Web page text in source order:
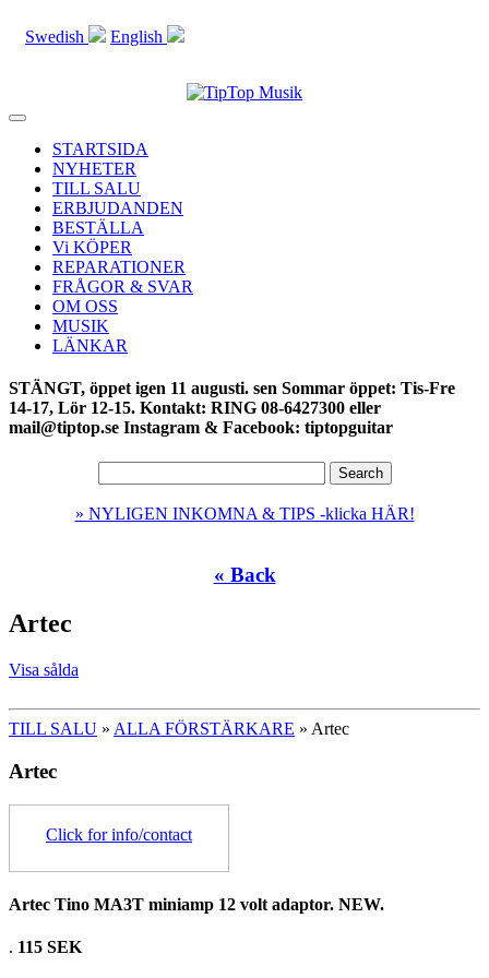
Swedish English
Toggle
navigationSTARTSIDA
NYHETER
TILL SALU
ERBJUDANDEN
BESTÄLLA
Vi KÖPER
REPARATIONER
FRÅGOR & SVAR
OM OSS
MUSIK
LÄNKAR
STÄNGT, öppet igen 11 augusti. sen Sommar öppet: Tis-Fre
14-17, Lör 12-15. Kontakt: RING 08-6427300 eller
mail@tiptop.se Instagram & Facebook: tiptopguitar
» NYLIGEN INKOMNA & TIPS -klicka HÄR!
« Back
Artec
Visa sålda
TILL SALU » ALLA FÖRSTÄRKARE » Artec
Artec
Click for info/contact
Artec Tino MA3T miniamp 12 volt adaptor. NEW.
. 115 SEK